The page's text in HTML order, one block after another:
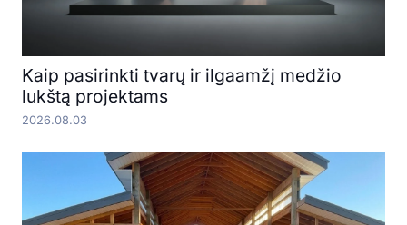
Kaip pasirinkti tvarų ir ilgaamžį medžio
lukštą projektams
2026.08.03